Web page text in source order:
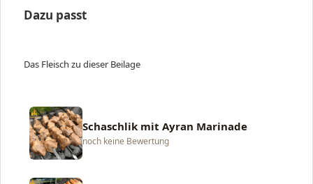
Dazu passt
Das Fleisch zu dieser Beilage
Schaschlik mit Ayran Marinade
noch keine Bewertung